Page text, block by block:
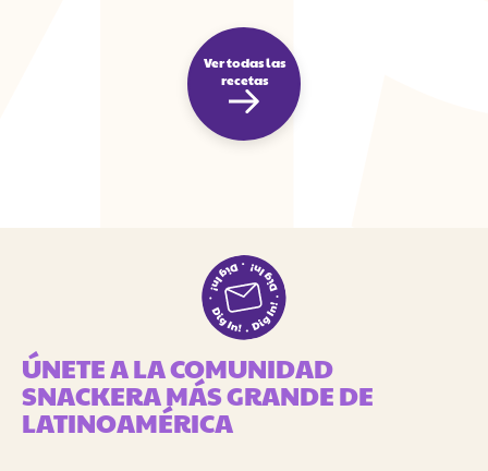
Ver todas las
recetas
ÚNETE A LA COMUNIDAD
SNACKERA MÁS GRANDE DE
LATINOAMÉRICA